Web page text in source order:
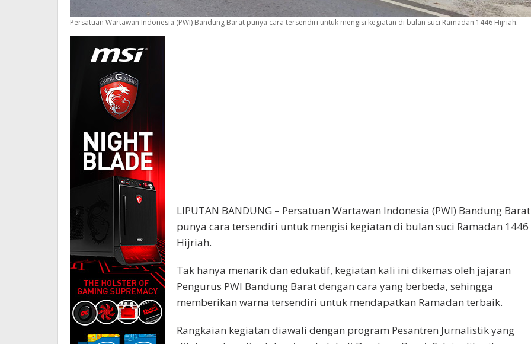
Persatuan Wartawan Indonesia (PWI) Bandung Barat punya cara tersendiri untuk mengisi kegiatan di bulan suci Ramadan 1446 Hijriah.
LIPUTAN BANDUNG – Persatuan Wartawan Indonesia (PWI) Bandung Barat
punya cara tersendiri untuk mengisi kegiatan di bulan suci Ramadan 1446
Hijriah.
Tak hanya menarik dan edukatif, kegiatan kali ini dikemas oleh jajaran
Pengurus PWI Bandung Barat dengan cara yang berbeda, sehingga
memberikan warna tersendiri untuk mendapatkan Ramadan terbaik.
Rangkaian kegiatan diawali dengan program Pesantren Jurnalistik yang